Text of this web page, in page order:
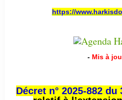
https://
- Mis à
Décret n° 2025-882